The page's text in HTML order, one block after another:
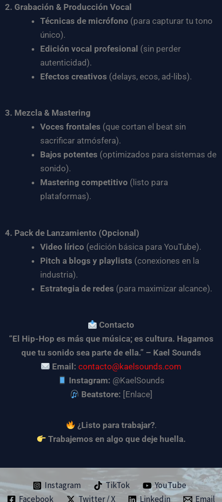
2. Grabación & Producción Vocal
Técnicas de micrófono (para capturar tu tono
único).
Edición vocal profesional (sin perder
autenticidad).
Efectos creativos (delays, ecos, ad-libs).
3. Mezcla & Mastering
Voces frontales (que cortan el beat sin
sacrificar atmósfera).
Bajos potentes (optimizados para sistemas de
sonido).
Mastering competitivo (listo para
plataformas).
4. Pack de Lanzamiento (Opcional)
Video lírico (edición básica para YouTube).
Pitch a blogs y playlists (conexiones en la
industria).
Estrategia de redes (para maximizar alcance).
Contacto
“El Hip-Hop es más que música; es cultura. Hagamos
que tu sonido sea parte de ella.” – Kael Sounds
Email: contacto@kaelsounds.com
Instagram: @KaelSounds
Beatstore: [Enlace]
¿Listo para trabajar?.
Trabajemos en algo que deje huella.
Instagram TikTok
YouTube
Facebook
Twitter / X Linkedin Email